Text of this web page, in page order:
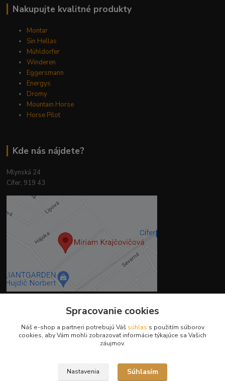
Nakupujte kvalitné produkty
Montar
Sin Hellas
Mühldorfer
Winderen
Eggersmann
Energys
Dromy
Mountain Horse
Horse Pilot
Kde nás nájdete?
Mlynská 24
Cífer, 919 43
Kontakty
Spracovanie cookies
Náš e-shop a partneri potrebujú Váš súhlas s použitím súborov
cookies, aby Vám mohli zobrazovať informácie týkajúce sa Vašich
záujmov.
Nastavenia Súhlasím